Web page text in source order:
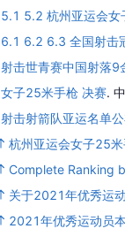
5.1 5.2 杭州亚运会
6.1 6.2 6.3 全国射击
射击世青赛中国射落
女子25米手枪 决赛.
射击射箭队亚运名单
杭州亚运会女子25
Complete Ranking
关于2021年优秀运
2021年优秀运动员